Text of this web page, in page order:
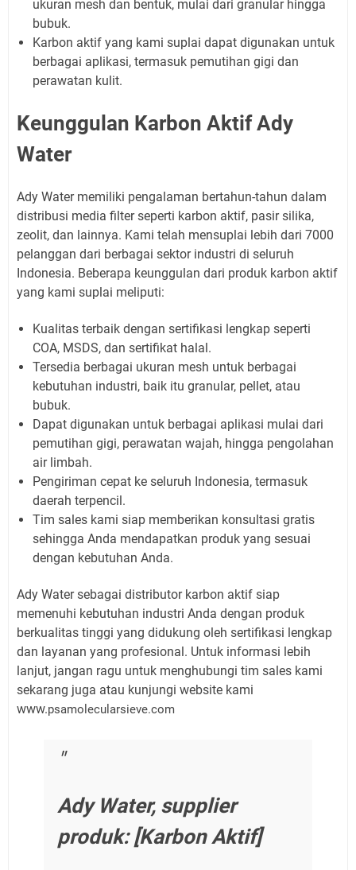
ukuran mesh dan bentuk, mulai dari granular hingga
bubuk.
Karbon aktif yang kami suplai dapat digunakan untuk
berbagai aplikasi, termasuk pemutihan gigi dan
perawatan kulit.
Keunggulan Karbon Aktif Ady
Water
Ady Water memiliki pengalaman bertahun-tahun dalam
distribusi media filter seperti karbon aktif, pasir silika,
zeolit, dan lainnya. Kami telah mensuplai lebih dari 7000
pelanggan dari berbagai sektor industri di seluruh
Indonesia. Beberapa keunggulan dari produk karbon aktif
yang kami suplai meliputi:
Kualitas terbaik dengan sertifikasi lengkap seperti
COA, MSDS, dan sertifikat halal.
Tersedia berbagai ukuran mesh untuk berbagai
kebutuhan industri, baik itu granular, pellet, atau
bubuk.
Dapat digunakan untuk berbagai aplikasi mulai dari
pemutihan gigi, perawatan wajah, hingga pengolahan
air limbah.
Pengiriman cepat ke seluruh Indonesia, termasuk
daerah terpencil.
Tim sales kami siap memberikan konsultasi gratis
sehingga Anda mendapatkan produk yang sesuai
dengan kebutuhan Anda.
Ady Water sebagai distributor karbon aktif siap
memenuhi kebutuhan industri Anda dengan produk
berkualitas tinggi yang didukung oleh sertifikasi lengkap
dan layanan yang profesional. Untuk informasi lebih
lanjut, jangan ragu untuk menghubungi tim sales kami
sekarang juga atau kunjungi website kami
www.psamolecularsieve.com
Ady Water, supplier
produk: [Karbon Aktif]